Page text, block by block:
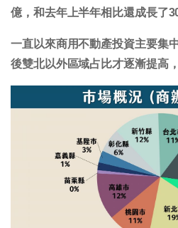
億，和去年上半年相比還成長了
一直以來商用不動產投資主要集
後雙北以外區域占比才逐漸提高